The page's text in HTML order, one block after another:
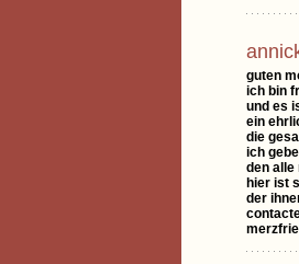
guten
ich bin
und es
ein
die
ich
den alle
hier ist
der